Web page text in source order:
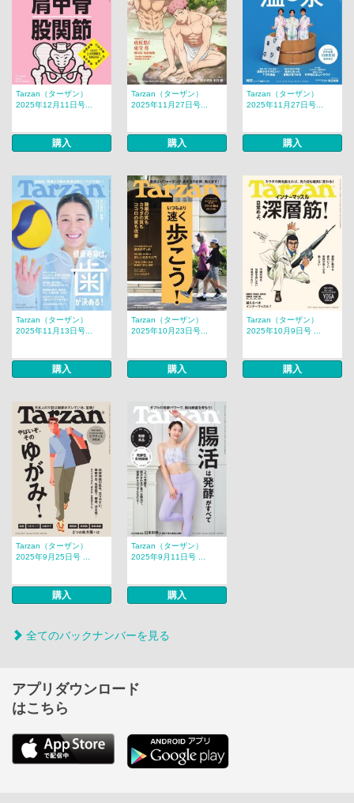
Tarzan（ターザン）
2025年12月11日号...
購入
Tarzan（ターザン）
2025年11月27日号...
購入
Tarzan（ターザン）
2025年11月27日号...
購入
Tarzan（ターザン）
2025年11月13日号...
購入
Tarzan（ターザン）
2025年10月23日号...
購入
Tarzan（ターザン）
2025年10月9日号 ...
購入
Tarzan（ターザン）
2025年9月25日号 ...
購入
Tarzan（ターザン）
2025年9月11日号 ...
購入
全てのバックナンバーを見る
アプリダウンロード
はこちら